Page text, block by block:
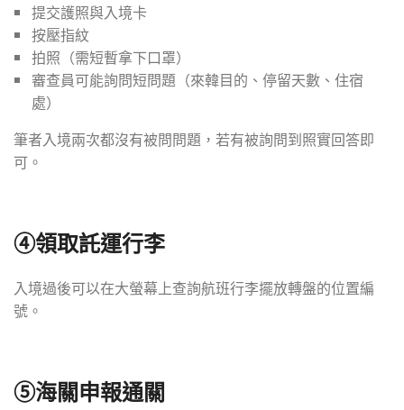
提交護照與入境卡
按壓指紋
拍照（需短暫拿下口罩）
審查員可能詢問短問題（來韓目的、停留天數、住宿
處）
筆者入境兩次都沒有被問問題，若有被詢問到照實回答即
可。
④領取託運行李
入境過後可以在大螢幕上查詢航班行李擺放轉盤的位置編
號。
⑤海關申報通關